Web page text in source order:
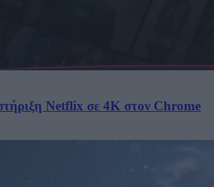
Netflix σε 4K στον Chrome